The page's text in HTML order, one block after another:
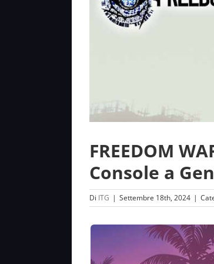
FREEDOM
Console a
Di ITG | Settembre 18th, 2024 |